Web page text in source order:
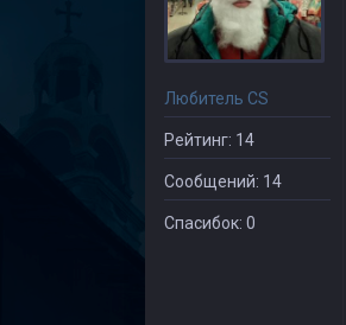
Любитель CS
Рейтинг: 14
Сообщений: 14
Спасибок: 0